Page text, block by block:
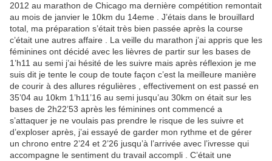
2012 au marathon de Chicago ma dernière compétition remontait
au mois de janvier le 10km du 14eme . J’étais dans le brouillard
total, ma préparation s’était très bien passée après la course
c’était une autres affaire . La veille du marathon j’ai appris que les
féminines ont décidé avec les lièvres de partir sur les bases de
1’h11 au semi j’ai hésité de les suivre mais après réflexion je me
suis dit je tente le coup de toute façon c’est la meilleure manière
de courir à des allures régulières , effectivement on est passé en
35’04 au 10km 1’h11’16 au semi jusqu’au 30km on était sur les
bases de 2h22’53 après les féminines ont commencé a
s’attaquer je ne voulais pas prendre le risque de les suivre et
d’exploser après, j’ai essayé de garder mon rythme et de gérer
un chrono entre 2’24 et 2’26 jusqu’à l’arrivée avec l’ivresse qui
accompagne le sentiment du travail accompli . C’était une